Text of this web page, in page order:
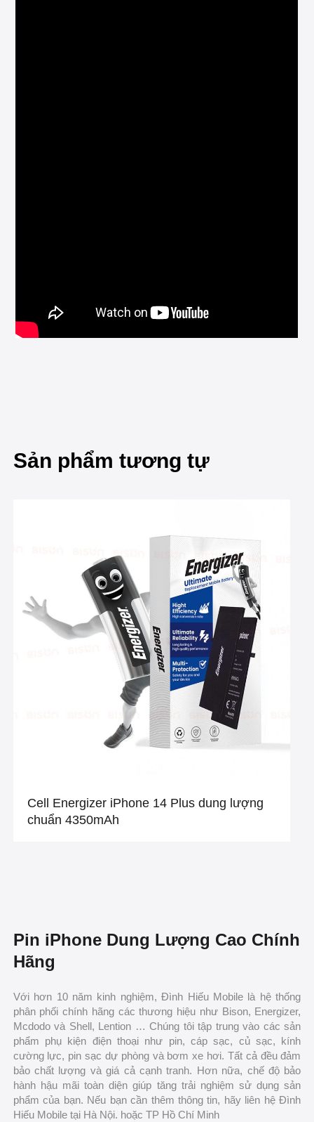
Sản phẩm tương tự
Cell Energizer iPhone 14 Plus dung lượng
chuẩn 4350mAh
Pin iPhone Dung Lượng Cao Chính
Hãng
Với hơn 10 năm kinh nghiệm, Đình Hiếu Mobile là hệ thống
phân phối chính hãng các thương hiệu như Bison, Energizer,
Mcdodo và Shell, Lention … Chúng tôi tập trung vào các sản
phẩm phụ kiện điện thoại như pin, cáp sạc, củ sạc, kính
cường lực, pin sạc dự phòng và bơm xe hơi. Tất cả đều đảm
bảo chất lượng và giá cả cạnh tranh. Hơn nữa, chế độ bảo
hành hậu mãi toàn diện giúp tăng trải nghiệm sử dụng sản
phẩm của bạn. Nếu bạn cần thêm thông tin, hãy liên hệ Đình
Hiếu Mobile tại Hà Nội. hoặc TP Hồ Chí Minh